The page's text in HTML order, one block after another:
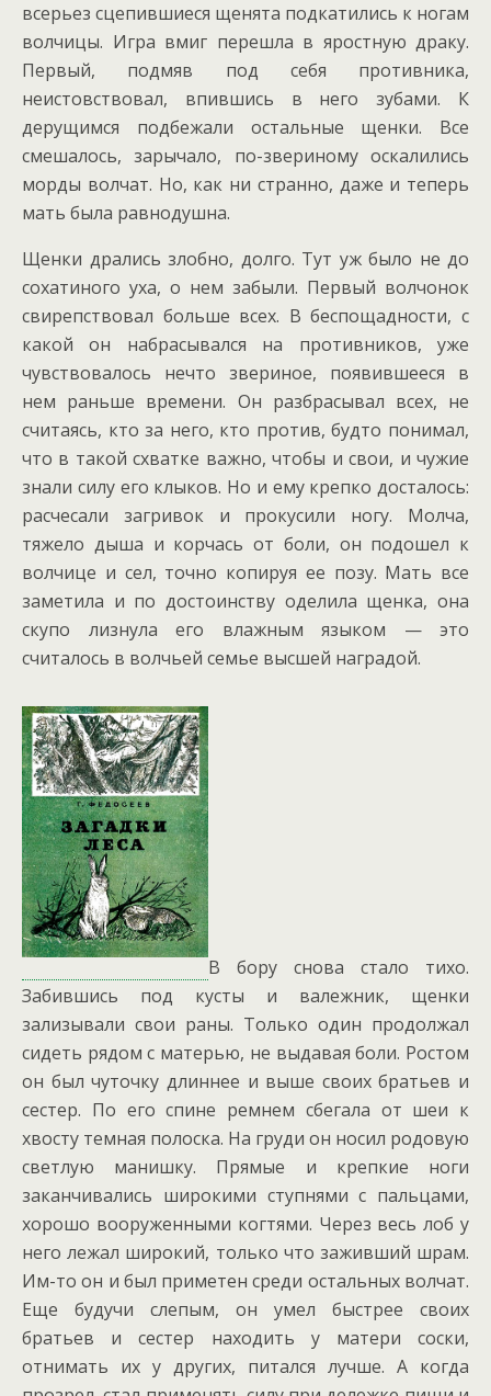
всерьез сцепившиеся щенята подкатились к ногам
волчицы. Игра вмиг перешла в яростную драку.
Первый, подмяв под себя противника,
неистовствовал, впившись в него зубами. К
дерущимся подбежали остальные щенки. Все
смешалось, зарычало, по-звериному оскалились
морды волчат. Но, как ни странно, даже и теперь
мать была равнодушна.
Щенки дрались злобно, долго. Тут уж было не до
сохатиного уха, о нем забыли. Первый волчонок
свирепствовал больше всех. В беспощадности, с
какой он набрасывался на противников, уже
чувствовалось нечто звериное, появившееся в
нем раньше времени. Он разбрасывал всех, не
считаясь, кто за него, кто против, будто понимал,
что в такой схватке важно, чтобы и свои, и чужие
знали силу его клыков. Но и ему крепко досталось:
расчесали загривок и прокусили ногу. Молча,
тяжело дыша и корчась от боли, он подошел к
волчице и сел, точно копируя ее позу. Мать все
заметила и по достоинству оделила щенка, она
скупо лизнула его влажным языком — это
считалось в волчьей семье высшей наградой.
В бору снова стало тихо.
Забившись под кусты и валежник, щенки
зализывали свои раны. Только один продолжал
сидеть рядом с матерью, не выдавая боли. Ростом
он был чуточку длиннее и выше своих братьев и
сестер. По его спине ремнем сбегала от шеи к
хвосту темная полоска. На груди он носил родовую
светлую манишку. Прямые и крепкие ноги
заканчивались широкими ступнями с пальцами,
хорошо вооруженными когтями. Через весь лоб у
него лежал широкий, только что заживший шрам.
Им-то он и был приметен среди остальных волчат.
Еще будучи слепым, он умел быстрее своих
братьев и сестер находить у матери соски,
отнимать их у других, питался лучше. А когда